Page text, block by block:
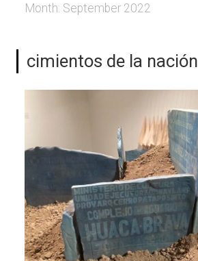
Month: September 2022
cimientos de la nación